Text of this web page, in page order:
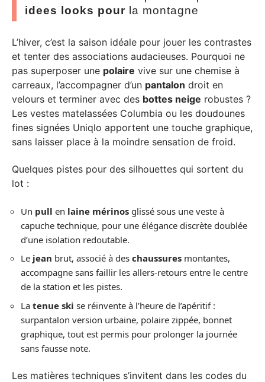
idees looks pour la montagne
L’hiver, c’est la saison idéale pour jouer les contrastes
et tenter des associations audacieuses. Pourquoi ne
pas superposer une polaire vive sur une chemise à
carreaux, l’accompagner d’un pantalon droit en
velours et terminer avec des bottes neige robustes ?
Les vestes matelassées Columbia ou les doudounes
fines signées Uniqlo apportent une touche graphique,
sans laisser place à la moindre sensation de froid.
Quelques pistes pour des silhouettes qui sortent du
lot :
Un pull en laine mérinos glissé sous une veste à
capuche technique, pour une élégance discrète doublée
d’une isolation redoutable.
Le jean brut, associé à des chaussures montantes,
accompagne sans faillir les allers-retours entre le centre
de la station et les pistes.
La tenue ski se réinvente à l’heure de l’apéritif :
surpantalon version urbaine, polaire zippée, bonnet
graphique, tout est permis pour prolonger la journée
sans fausse note.
Les matières techniques s’invitent dans les codes du